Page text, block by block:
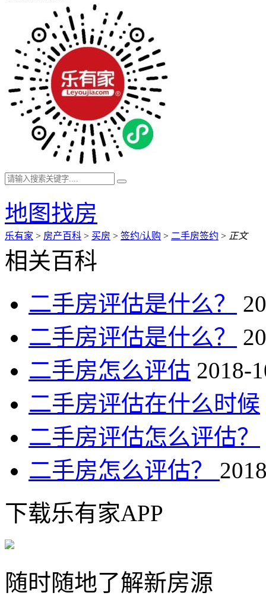
地图找房
乐有家 > 房产百科 > 买房 > 签约/认购 > 二手房签约 > 正文
相关百科
二手房评估是什么？
二手房评估是什么？
二手房怎么评估 2018-
二手房评估在什么时候
二手房评估怎么评估？
二手房怎么评估？
下载乐有家APP
随时随地了解新房源